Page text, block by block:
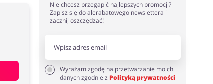
Nie chcesz przegapić najlepszych promocji?
Zapisz się do alerabatowego newslettera i
zacznij oszczędzać!
Wyrażam zgodę na przetwarzanie moich
danych zgodnie z Polityką prywatności